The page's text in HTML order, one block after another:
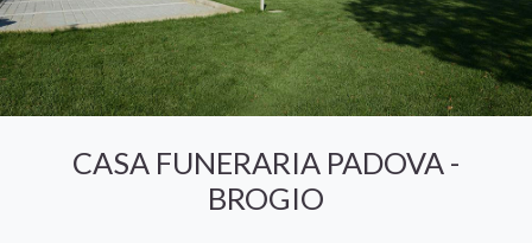
CASA FUNERARIA PADOVA -
BROGIO